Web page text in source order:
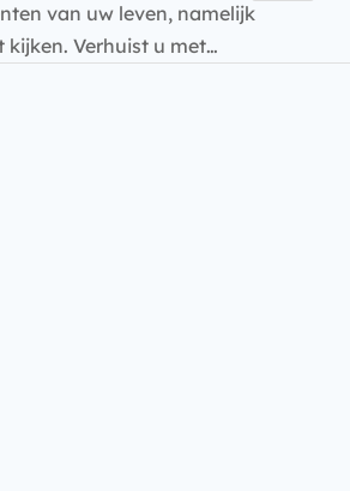
van uw leven, namelijk
kijken. Verhuist u met…